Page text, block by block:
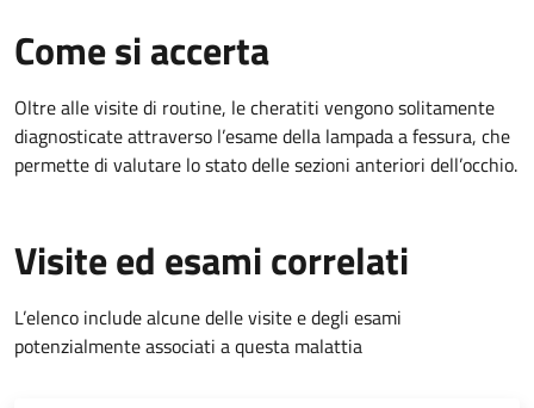
Come si accerta
Oltre alle visite di routine, le cheratiti vengono solitamente
diagnosticate attraverso l’esame della lampada a fessura, che
permette di valutare lo stato delle sezioni anteriori dell’occhio.
Visite ed esami correlati
L’elenco include alcune delle visite e degli esami
potenzialmente associati a questa malattia